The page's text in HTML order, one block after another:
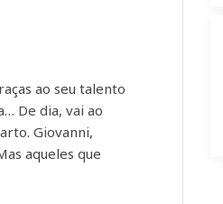
ao seu talento
De dia, vai ao
Giovanni,
aqueles que